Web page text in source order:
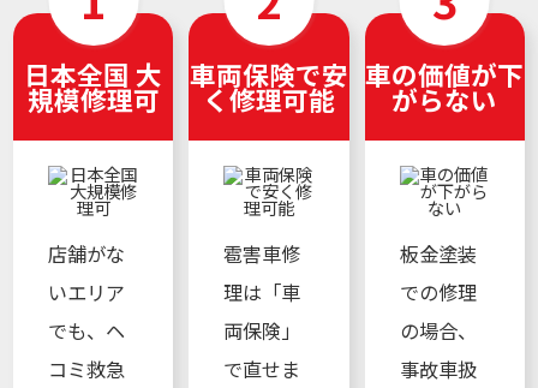
日本全国 大
規模修理可
店舗がな
いエリア
でも、ヘ
コミ救急
車両保険で安
く修理可能
雹害車修
理は「車
両保険」
で直せま
車の価値が下
がらない
板金塗装
での修理
の場合、
事故車扱